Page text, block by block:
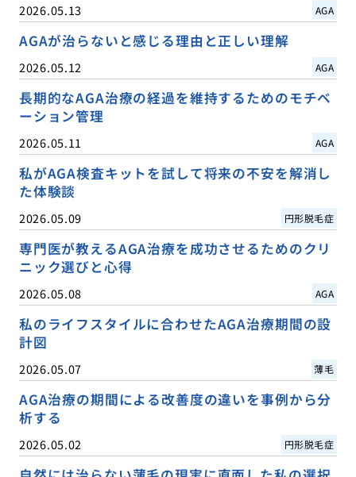
2026.05.13 AGA
AGAが治らないと感じる理由と正しい理解
2026.05.12 AGA
長期的なAGA治療の経過を維持するためのモチベ
ーション管理
2026.05.11 AGA
私がAGA検査キットを試して将来の不安を解消し
た体験談
2026.05.09 円形脱毛症
専門医が教えるAGA治療を成功させるためのクリ
ニック選びと心得
2026.05.08 AGA
私のライフスタイルに合わせたAGA治療期間の設
計図
2026.05.07 薄毛
AGA治療の期間による改善度の違いを事例から分
析する
2026.05.02 円形脱毛症